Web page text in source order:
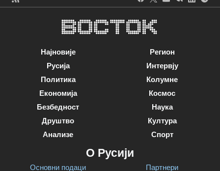
Најновије
Русија
Политика
Економија
Безбедност
Друштво
Анализе
Регион
Интервју
Колумне
Космос
Наука
Култура
Спорт
О Русији
Основни подаци Партнери